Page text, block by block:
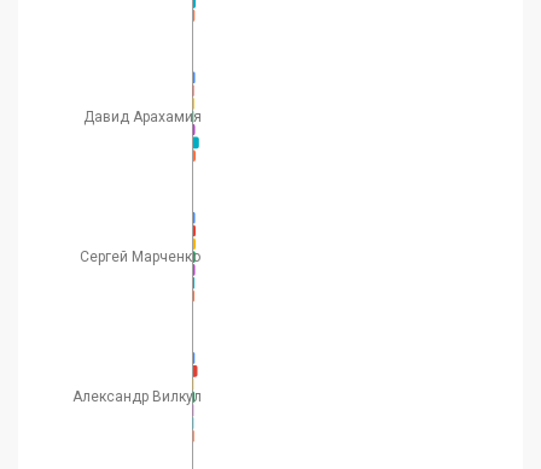
Давид Арахамия
Сергей Марченко
Александр Вилкул